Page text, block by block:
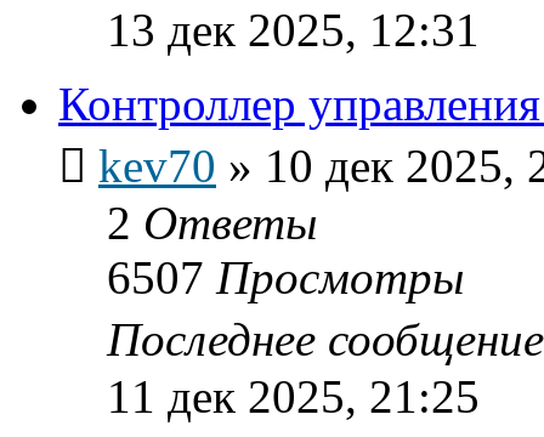
13 дек 2025, 12:31
Контроллер
kev70 » 10 дек 2025,
2 Ответы
6507 Просмотры
Последнее
11 дек 2025, 21:25